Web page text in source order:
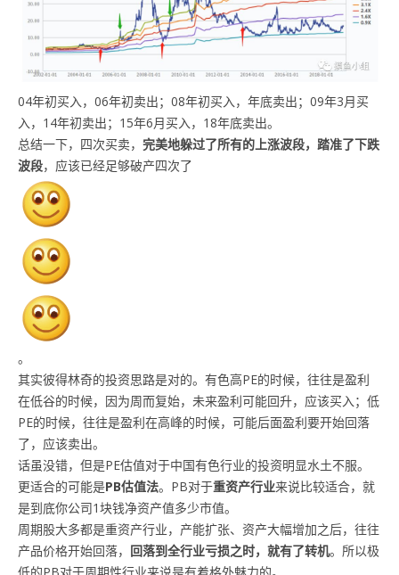
04年初买入，06年初卖出；08年初买入，年底卖出；09年3月买
入，14年初卖出；15年6月买入，18年底卖出。
总结一下，四次买卖， 完美地躲过了所有的上涨波段，踏准了下跌
波段，应该已经足够破产四次了
。
其实彼得林奇的投资思路是对的。有色高PE的时候，往往是盈利
在低谷的时候，因为周而复始，未来盈利可能回升，应该买入；低
PE的时候，往往是盈利在高峰的时候，可能后面盈利要开始回落
了，应该卖出。
话虽没错，但是PE估值对于中国有色行业的投资明显水土不服。
更适合的可能是PB估值法。PB对于重资产行业来说比较适合，就
是到底你公司1块钱净资产值多少市值。
周期股大多都是重资产行业，产能扩张、资产大幅增加之后，往往
产品价格开始回落， 回落到全行业亏损之时，就有了转机。所以极
低的PB对于周期性行业来说是有着格外魅力的。